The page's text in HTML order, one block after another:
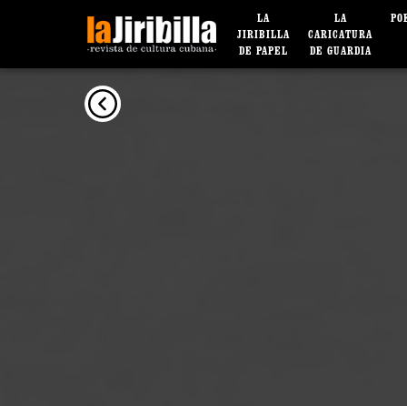
LA
JIRIBILLA
DE PAPEL
LA
CARICATURA
DE GUARDIA